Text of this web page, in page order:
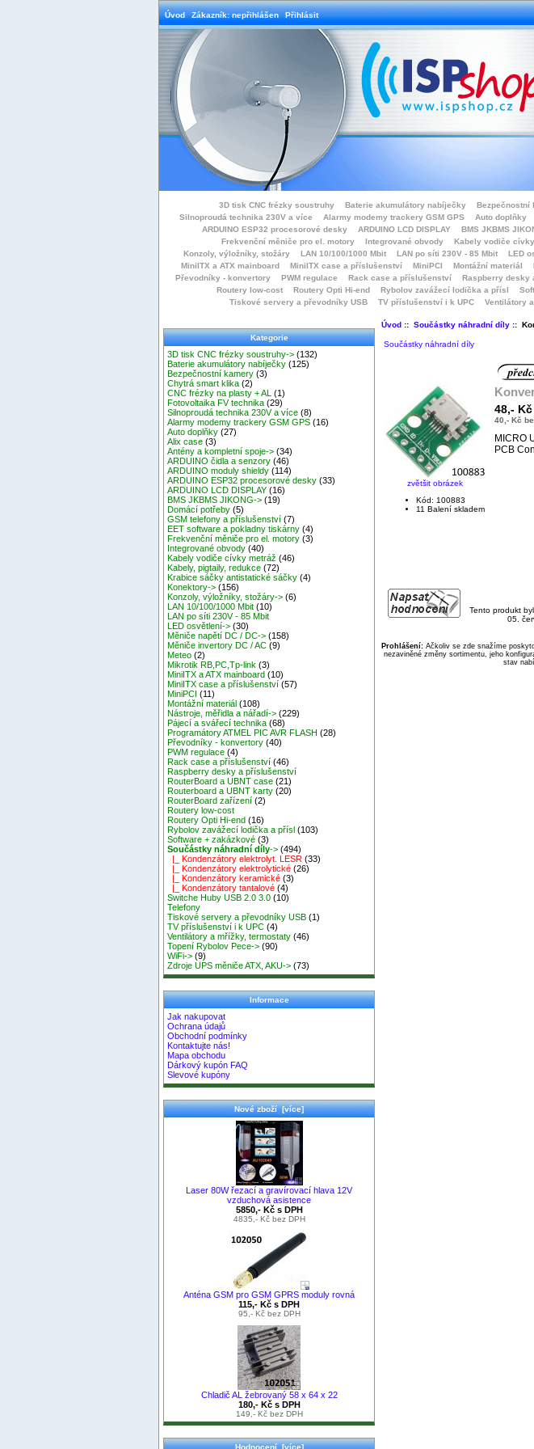
Úvod Zákazník: nepřihlášen Přihlásit
3D tisk CNC frézky soustruhy Baterie akumulátory nabíječky Bezpečnostní
Silnoproudá technika 230V a více
Alarmy modemy trackery GSM GPS Auto doplňky
ARDUINO ESP32 procesorové desky
ARDUINO LCD DISPLAY BMS JKBMS
Frekvenční měniče pro el. motory
Integrované obvody Kabely vodiče
Konzoly, výložníky, stožáry
LAN 10/100/1000 Mbit LAN po síti 230V - 85 Mbit LED
MiniITX a ATX mainboard
MiniITX case a příslušenství MiniPCI Montážní materiál
Převodníky - konvertory
PWM regulace Rack case a příslušenství Raspberry desky
Routery low-cost
Routery Opti Hi-end Rybolov zavážecí lodička a přísl
Tiskové servery a převodníky USB
TV příslušenství i k UPC Ventilátory
Kategorie
3D tisk CNC frézky soustruhy-> (132)
Baterie akumulátory nabíječky (125)
Bezpečnostní kamery (3)
Chytrá smart klika (2)
CNC frézky na plasty + AL
(1)
Fotovoltaika FV technika (29)
Silnoproudá technika 230V a více (8)
Alarmy modemy trackery GSM GPS (16)
Auto doplňky (27)
Alix case (3)
Antény a kompletní spoje-> (34)
ARDUINO čidla a senzory (46)
ARDUINO moduly shieldy (114)
ARDUINO ESP32 procesorové desky (33)
ARDUINO LCD DISPLAY (16)
BMS JKBMS JIKONG-> (19)
Domácí potřeby (5)
GSM telefony a příslušenství (7)
EET software a pokladny tiskárny (4)
Frekvenční měniče pro el. motory (3)
Integrované obvody (40)
Kabely vodiče cívky metráž (46)
Kabely, pigtaily, redukce (72)
Krabice sáčky antistatické sáčky (4)
Konektory-> (156)
Konzoly, výložníky, stožáry-> (6)
LAN 10/100/1000 Mbit (10)
LAN po síti 230V - 85 Mbit
LED osvětlení-> (30)
Měniče napětí DC / DC-> (158)
Měniče invertory DC / AC (9)
Meteo (2)
Mikrotik RB,PC,Tp-link (3)
MiniITX a ATX mainboard (10)
MiniITX case a příslušenství (57)
MiniPCI (11)
Montážní materiál (108)
Nástroje, měřidla a nářadí-> (229)
Pájecí a svářecí technika (68)
Programátory ATMEL PIC AVR FLASH (28)
Převodníky - konvertory (40)
PWM regulace (4)
Rack case a příslušenství (46)
Raspberry desky a příslušenství
RouterBoard a UBNT case (21)
Routerboard a UBNT karty (20)
RouterBoard zařízení (2)
Routery low-cost
Routery Opti Hi-end (16)
Rybolov zavážecí lodička a přísl (103)
Software + zakázkové (3)
Součástky náhradní díly-> (494)
|_ Kondenzátory elektrolyt. LESR (33)
|_ Kondenzátory elektrolytické (26)
|_ Kondenzátory keramické (3)
|_ Kondenzátory tantalové (4)
Switche Huby USB 2.0 3.0 (10)
Telefony
Tiskové servery a převodníky USB (1)
TV příslušenství i k UPC (4)
Ventilátory a mřížky, termostaty (46)
Topení Rybolov Pece-> (90)
WiFi-> (9)
Zdroje UPS měniče ATX, AKU-> (73)
Informace
Jak nakupovat
Ochrana údajů
Obchodní podmínky
Kontaktujte nás!
Mapa obchodu
Dárkový kupón FAQ
Slevové kupóny
Nové zboží [více]
Laser 80W řezací a gravírovací hlava 12V
vzduchová asistence
5850,- Kč s DPH
4835,- Kč bez DPH
Anténa GSM pro GSM GPRS moduly rovná
115,- Kč s DPH
95,- Kč bez DPH
Chladič AL žebrovaný 58 x 64 x 22
180,- Kč s DPH
149,- Kč bez DPH
Hodnocení [více]
Úvod:: Součástky náhradní díly::
Součástky náhradní díly
zvětšit obrázek
48,-
40,- Kč
MICRO
PCB
Kód: 100883
11 Balení skladem
Tento produkt
05.
Prohlášení:Ačkoliv se zde snažíme
nezaviněné změny sortimentu, jeho
stav